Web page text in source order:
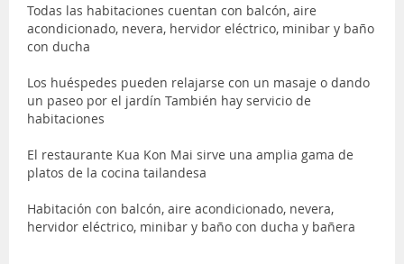
Todas las habitaciones cuentan con balcón, aire
acondicionado, nevera, hervidor eléctrico, minibar y baño
con ducha
Los huéspedes pueden relajarse con un masaje o dando
un paseo por el jardín También hay servicio de
habitaciones
El restaurante Kua Kon Mai sirve una amplia gama de
platos de la cocina tailandesa
Habitación con balcón, aire acondicionado, nevera,
hervidor eléctrico, minibar y baño con ducha y bañera